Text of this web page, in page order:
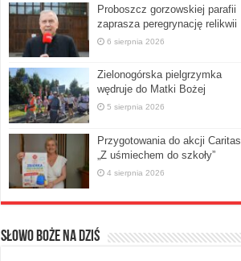
Proboszcz gorzowskiej parafii
zaprasza peregrynację relikwii
6 sierpnia 2026
Zielonogórska pielgrzymka
wędruje do Matki Bożej
5 sierpnia 2026
Przygotowania do akcji Caritas
„Z uśmiechem do szkoły”
4 sierpnia 2026
Słowo Boże na dziś